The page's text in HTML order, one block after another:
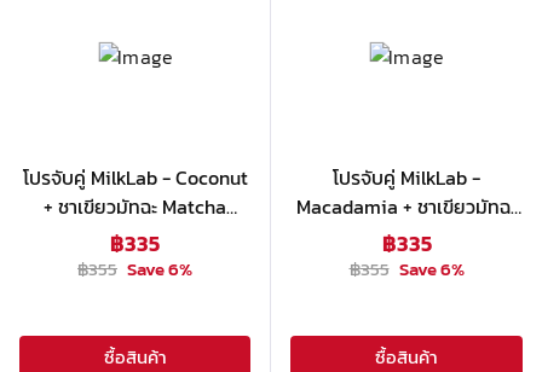
โปรจับคู่ MilkLab - Coconut
+ ชาเขียวมัทฉะ Matcha
Green Tea Base
฿335
฿355 Save6%
ซื้อสินค้า
โปรจับคู่ MilkLab -
Macadamia + ชาเขียวมัทฉะ
Matcha Green Tea Base
฿335
฿355 Save6%
ซื้อสินค้า